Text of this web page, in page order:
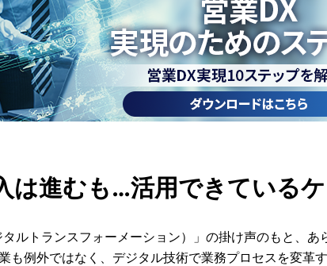
は進むも…活用できている
ルトランスフォーメーション）」の掛け声のもと、
も例外ではなく、デジタル技術で業務プロセスを変革